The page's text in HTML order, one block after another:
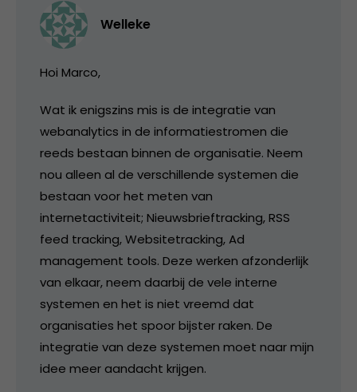
Welleke
Hoi Marco,
Wat ik enigszins mis is de integratie van
webanalytics in de informatiestromen die
reeds bestaan binnen de organisatie. Neem
nou alleen al de verschillende systemen die
bestaan voor het meten van
internetactiviteit; Nieuwsbrieftracking, RSS
feed tracking, Websitetracking, Ad
management tools. Deze werken afzonderlijk
van elkaar, neem daarbij de vele interne
systemen en het is niet vreemd dat
organisaties het spoor bijster raken. De
integratie van deze systemen moet naar mijn
idee meer aandacht krijgen.